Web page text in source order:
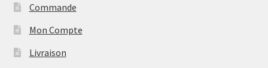
Commande
Mon Compte
Livraison